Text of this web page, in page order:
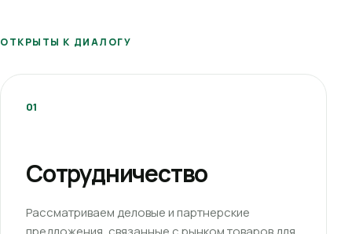
ОТКРЫТЫ К ДИАЛОГУ
01
Сотрудничество
Рассматриваем деловые и партнерские